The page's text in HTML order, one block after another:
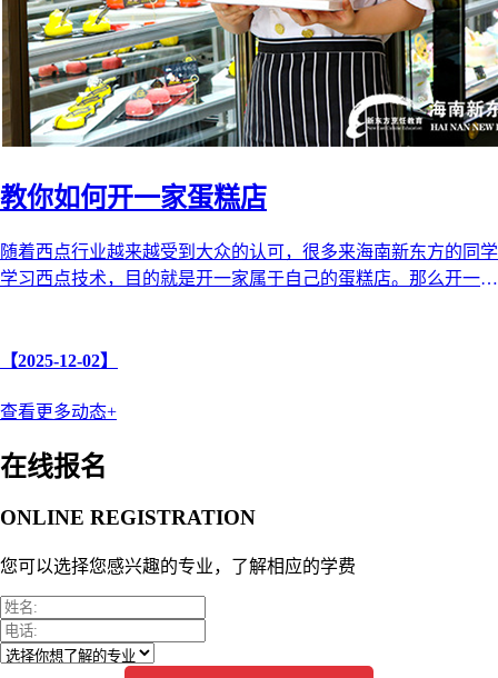
教你如何开一家蛋糕店
随着西点行业越来越受到大众的认可，很多来海南新东方的同学
学习西点技术，目的就是开一家属于自己的蛋糕店。那么开一家
【2025-12-02】
查看更多动态+
在线报名
ONLINE REGISTRATION
您可以选择您感兴趣的专业，了解相应的学费